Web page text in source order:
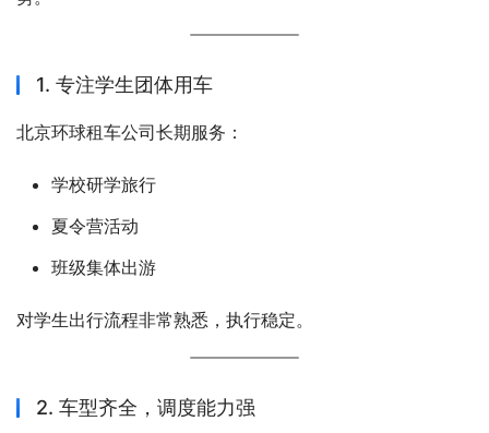
1. 专注学生团体用车
北京环球租车公司长期服务：
学校研学旅行
夏令营活动
班级集体出游
对学生出行流程非常熟悉，执行稳定。
2. 车型齐全，调度能力强